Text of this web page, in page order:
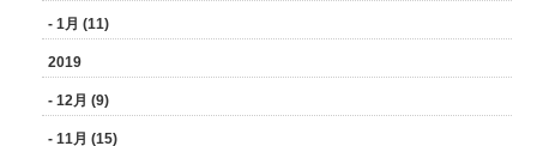
- 1月 (11)
2019
- 12月 (9)
- 11月 (15)